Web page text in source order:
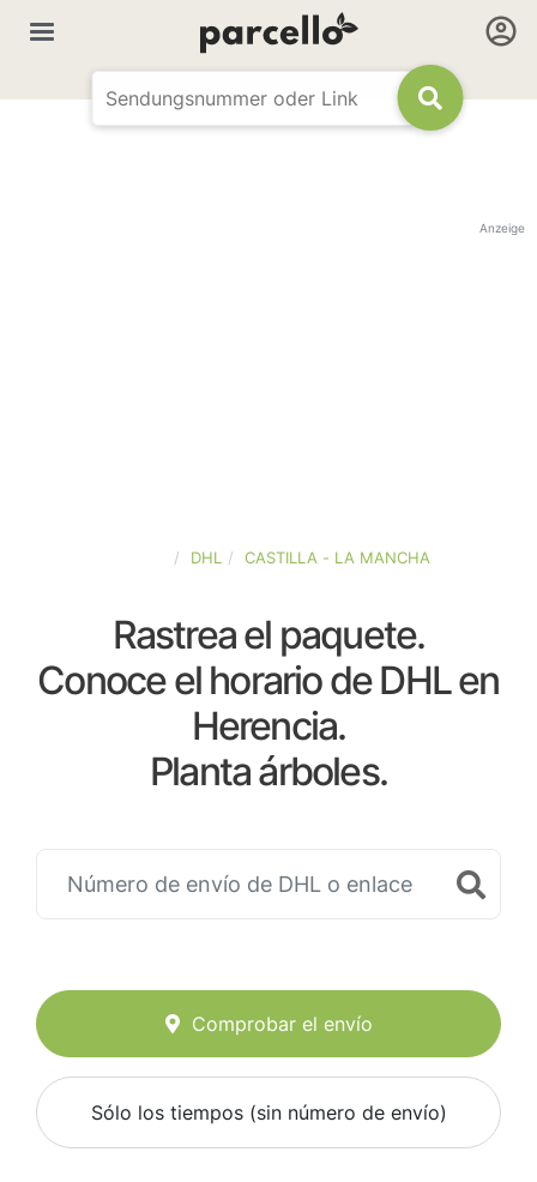
Anzeige
DHL CASTILLA - LA MANCHA
Rastrea el paquete.
Conoce el horario de DHL en
Herencia.
Planta árboles.
Comprobar el envío
Sólo los tiempos (sin número de envío)